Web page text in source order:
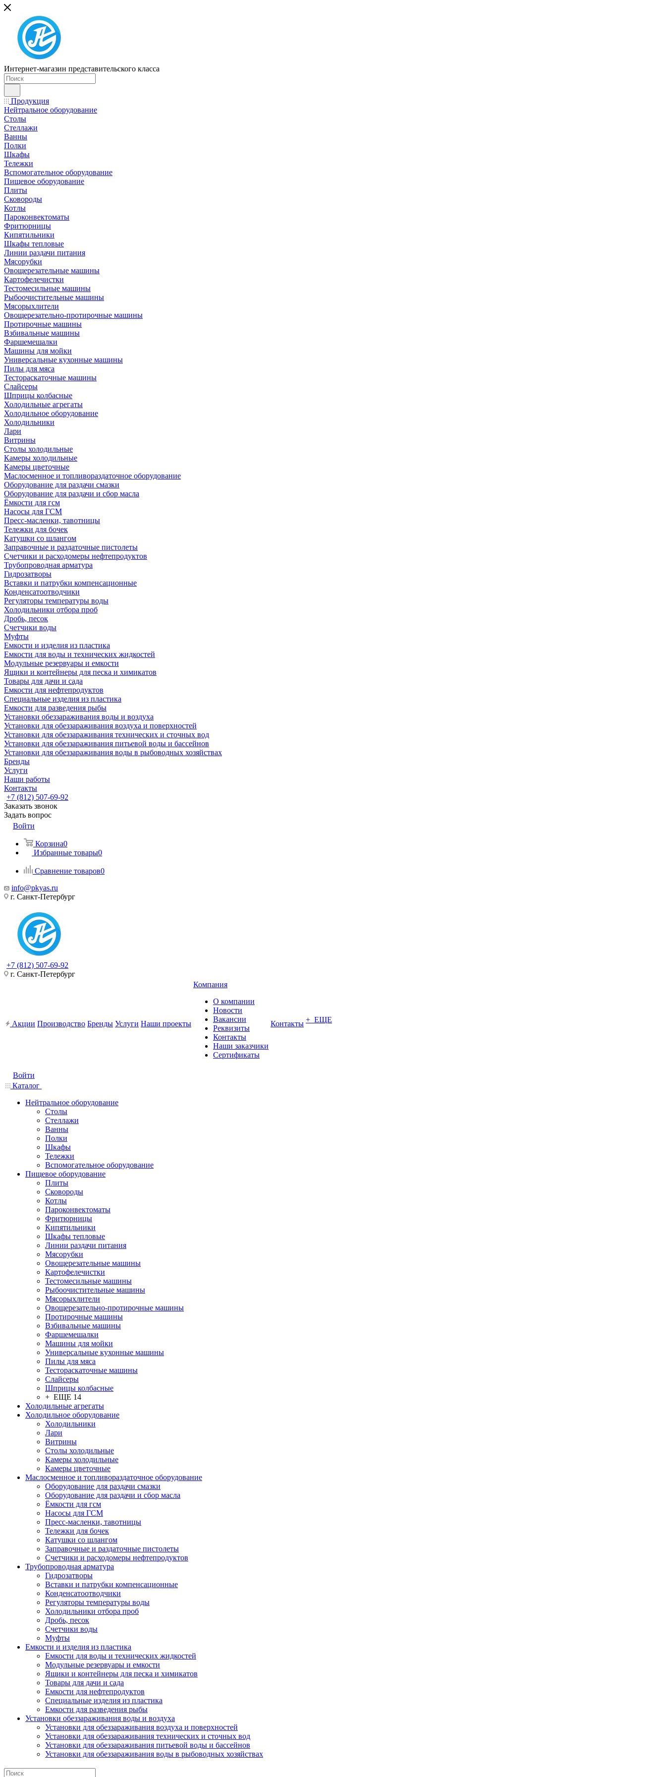
Интернет-магазин представительского класса
Продукция
Нейтральное оборудование
Столы
Стеллажи
Ванны
Полки
Шкафы
Тележки
Вспомогательное оборудование
Пищевое оборудование
Плиты
Сковороды
Котлы
Пароконвектоматы
Фритюрницы
Кипятильники
Шкафы тепловые
Линии раздачи питания
Мясорубки
Овощерезательные машины
Картофелечистки
Тестомесильные машины
Рыбоочистительные машины
Мясорыхлители
Овощерезательно-протирочные машины
Протирочные машины
Взбивальные машины
Фаршемешалки
Машины для мойки
Универсальные кухонные машины
Пилы для мяса
Тестораскаточные машины
Слайсеры
Шприцы колбасные
Холодильные агрегаты
Холодильное оборудование
Холодильники
Лари
Витрины
Столы холодильные
Камеры холодильные
Камеры цветочные
Маслосменное и топливораздаточное оборудование
Оборудование для раздачи смазки
Оборудование для раздачи и сбор масла
Ёмкости для гсм
Насосы для ГСМ
Пресс-масленки, тавотницы
Тележки для бочек
Катушки со шлангом
Заправочные и раздаточные пистолеты
Счетчики и расходомеры нефтепродуктов
Трубопроводная арматура
Гидрозатворы
Вставки и патрубки компенсационные
Конденсатоотводчики
Регуляторы температуры воды
Холодильники отбора проб
Дробь, песок
Счетчики воды
Муфты
Емкости и изделия из пластика
Емкости для воды и технических жидкостей
Модульные резервуары и емкости
Ящики и контейнеры для песка и химикатов
Товары для дачи и сада
Емкости для нефтепродуктов
Специальные изделия из пластика
Емкости для разведения рыбы
Установки обеззараживания воды и воздуха
Установки для обеззараживания воздуха и поверхностей
Установки для обеззараживания технических и сточных вод
Установки для обеззараживания питьевой воды и бассейнов
Установки для обеззараживания воды в рыбоводных хозяйствах
Бренды
Услуги
Наши работы
Контакты
+7 (812) 507-69-92
Заказать звонок
Задать вопрос
Войти
Корзина0
Избранные товары0
Сравнение товаров0
info@pkyas.ru
г. Санкт-Петербург
+7 (812) 507-69-92
г. Санкт-Петербург
Акции Производство Бренды Услуги Наши проекты
Компания
О компании
Новости
Вакансии
Реквизиты
Контакты
Наши заказчики
Сертификаты
Контакты + ЕЩЕ
Войти
Каталог
Нейтральное оборудование
Столы
Стеллажи
Ванны
Полки
Шкафы
Тележки
Вспомогательное оборудование
Пищевое оборудование
Плиты
Сковороды
Котлы
Пароконвектоматы
Фритюрницы
Кипятильники
Шкафы тепловые
Линии раздачи питания
Мясорубки
Овощерезательные машины
Картофелечистки
Тестомесильные машины
Рыбоочистительные машины
Мясорыхлители
Овощерезательно-протирочные машины
Протирочные машины
Взбивальные машины
Фаршемешалки
Машины для мойки
Универсальные кухонные машины
Пилы для мяса
Тестораскаточные машины
Слайсеры
Шприцы колбасные
+ ЕЩЕ 14
Холодильные агрегаты
Холодильное оборудование
Холодильники
Лари
Витрины
Столы холодильные
Камеры холодильные
Камеры цветочные
Маслосменное и топливораздаточное оборудование
Оборудование для раздачи смазки
Оборудование для раздачи и сбор масла
Ёмкости для гсм
Насосы для ГСМ
Пресс-масленки, тавотницы
Тележки для бочек
Катушки со шлангом
Заправочные и раздаточные пистолеты
Счетчики и расходомеры нефтепродуктов
Трубопроводная арматура
Гидрозатворы
Вставки и патрубки компенсационные
Конденсатоотводчики
Регуляторы температуры воды
Холодильники отбора проб
Дробь, песок
Счетчики воды
Муфты
Емкости и изделия из пластика
Емкости для воды и технических жидкостей
Модульные резервуары и емкости
Ящики и контейнеры для песка и химикатов
Товары для дачи и сада
Емкости для нефтепродуктов
Специальные изделия из пластика
Емкости для разведения рыбы
Установки обеззараживания воды и воздуха
Установки для обеззараживания воздуха и поверхностей
Установки для обеззараживания технических и сточных вод
Установки для обеззараживания питьевой воды и бассейнов
Установки для обеззараживания воды в рыбоводных хозяйствах